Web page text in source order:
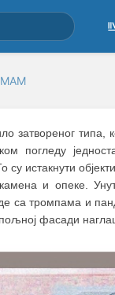
затвореног
погледу
истакнути
и опеке.
са тромпама и
фасади